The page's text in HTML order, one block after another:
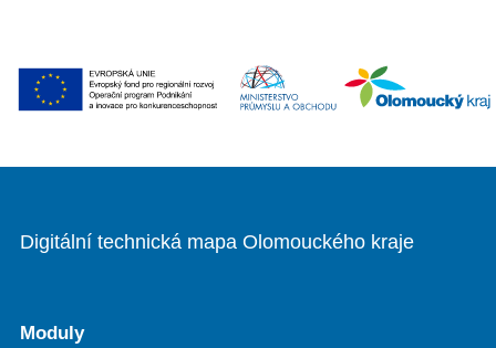
Digitální technická mapa Olomouckého kraje
Moduly